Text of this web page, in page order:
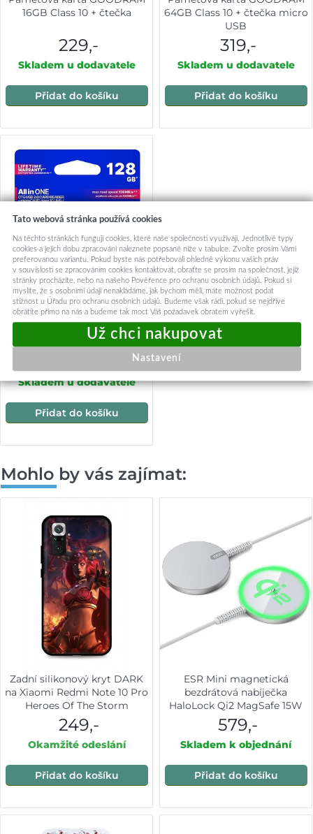
16GB Class 10 + čtečka
229,-
Skladem u dodavatele
Přidat do košíku
64GB Class 10 + čtečka micro
USB
319,-
Skladem u dodavatele
Přidat do košíku
Paměťová karta GOODRAM
128GB Class 10 + čtečka
micro USB
Skladem u dodavatele
Přidat do košíku
Mohlo by vás zajímat:
Zadní silikonový kryt DARK
na Xiaomi Redmi Note 10 Pro
Heroes Of The Storm
249,-
Okamžité odeslání
Přidat do košíku
ESR Mini magnetická
bezdrátová nabíječka
HaloLock Qi2 MagSafe 15W
stříbrná
579,-
Skladem k objednání
Přidat do košíku
Tato webová stránka používá cookies
Na těchto stránkách fungují cookies, které naše společnosti využívají. Jednotlivé typy
cookies a jejich dobu zpracování naleznete popsané níže v tabulce. Zvolte prosím Vámi
preferovanou variantu. Pokud byste nás potřebovali ohledně výkonu vašich práv
v souvislosti se zpracováním cookies kontaktovat, obraťte se prosím na společnost, jejíž
stránky procházíte, nebo na našeho Pověřence pro ochranu osobních údajů. Pokud si
myslíte, že s osobními údaji nenakládáme, jak bychom měli, máte možnost podat
stížnost u Úřadu pro ochranu osobních údajů. Budeme však rádi, pokud se nejdříve
obrátíte přímo na nás a budeme tak moct Váš požadavek obratem vyřešit.
Nastavení